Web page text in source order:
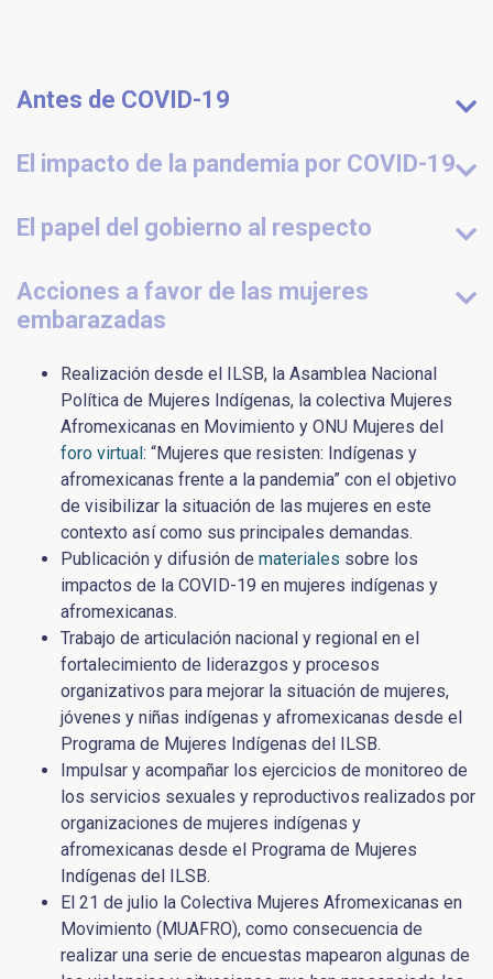
Antes de COVID-19
El impacto de la pandemia por COVID-19
El papel del gobierno al respecto
Acciones a favor de las mujeres
embarazadas
Realización desde el ILSB, la Asamblea Nacional
Política de Mujeres Indígenas, la colectiva Mujeres
Afromexicanas en Movimiento y ONU Mujeres del
foro virtual: “Mujeres que resisten: Indígenas y
afromexicanas frente a la pandemia” con el objetivo
de visibilizar la situación de las mujeres en este
contexto así como sus principales demandas.
Publicación y difusión de materiales sobre los
impactos de la COVID-19 en mujeres indígenas y
afromexicanas.
Trabajo de articulación nacional y regional en el
fortalecimiento de liderazgos y procesos
organizativos para mejorar la situación de mujeres,
jóvenes y niñas indígenas y afromexicanas desde el
Programa de Mujeres Indígenas del ILSB.
Impulsar y acompañar los ejercicios de monitoreo de
los servicios sexuales y reproductivos realizados por
organizaciones de mujeres indígenas y
afromexicanas desde el Programa de Mujeres
Indígenas del ILSB.
El 21 de julio la Colectiva Mujeres Afromexicanas en
Movimiento (MUAFRO), como consecuencia de
realizar una serie de encuestas mapearon algunas de